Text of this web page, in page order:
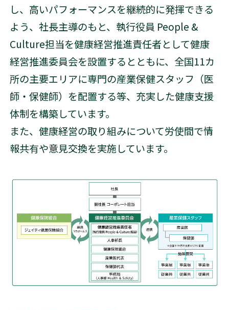
し、高いパフォーマンスを継続的に発揮できる
よう、社長主導のもと、執行役員 People &
Culture担当を健康経営推進責任者として健康
経営推進委員会を設置するとともに、全国11カ
所の主要エリアに専門の産業保健スタッフ（医
師・保健師）を配置する等、充実した健康支援
体制を構築しています。
また、健康経営の取り組みについて労使間で情
報共有や意見交換を実施しています。